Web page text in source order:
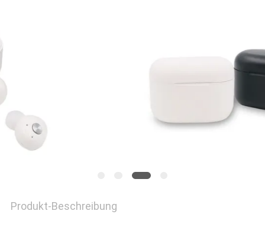
SITEMAP
PRIVACY
POLICY
Produkt-Beschreibung